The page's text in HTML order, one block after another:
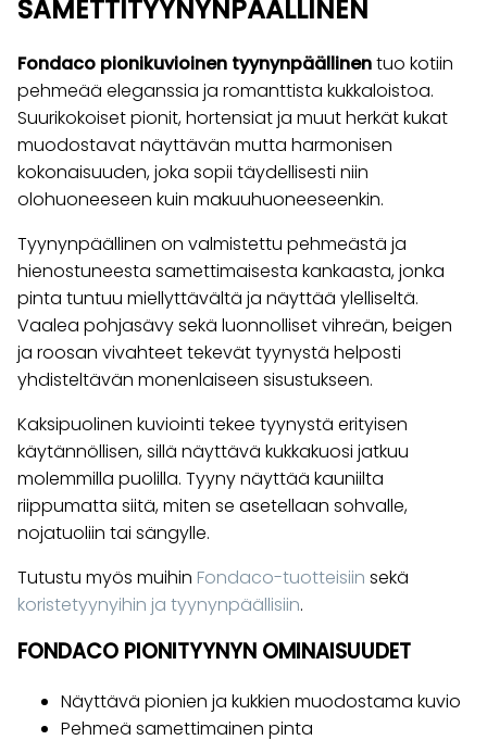
SAMETTITYYNYNPÄÄLLINEN
Fondaco pionikuvioinen tyynynpäällinentuo kotiin
pehmeää eleganssia ja romanttista kukkaloistoa.
Suurikokoiset pionit, hortensiat ja muut herkät kukat
muodostavat näyttävän mutta harmonisen
kokonaisuuden, joka sopii täydellisesti niin
olohuoneeseen kuin makuuhuoneeseenkin.
Tyynynpäällinen on valmistettu pehmeästä ja
hienostuneesta samettimaisesta kankaasta, jonka
pinta tuntuu miellyttävältä ja näyttää ylelliseltä.
Vaalea pohjasävy sekä luonnolliset vihreän, beigen
ja roosan vivahteet tekevät tyynystä helposti
yhdisteltävän monenlaiseen sisustukseen.
Kaksipuolinen kuviointi tekee tyynystä erityisen
käytännöllisen, sillä näyttävä kukkakuosi jatkuu
molemmilla puolilla. Tyyny näyttää kauniilta
riippumatta siitä, miten se asetellaan sohvalle,
nojatuoliin tai sängylle.
Tutustu myös muihin Fondaco-tuotteisiin sekä
koristetyynyihin ja tyynynpäällisiin.
FONDACO PIONITYYNYN OMINAISUUDET
Näyttävä pionien ja kukkien muodostama kuvio
Pehmeä samettimainen pinta